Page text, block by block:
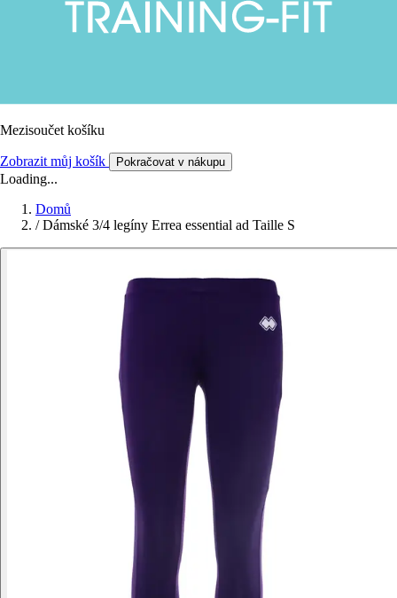
Mezisoučet košíku
Zobrazit můj košík Pokračovat v nákupu
Loading...
Domů
/ Dámské 3/4 legíny Errea essential ad Taille S